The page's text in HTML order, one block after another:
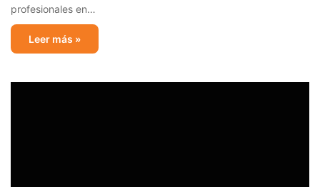
profesionales en…
Leer más »